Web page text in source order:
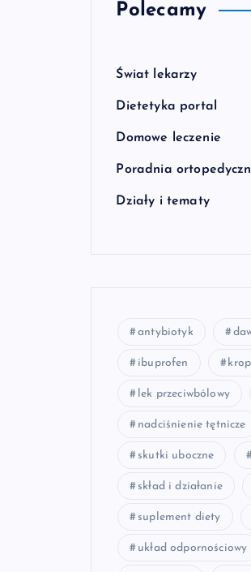
Polecamy
Świat lekarzy
Dietetyka portal
Domowe leczenie
Poradnia
Działy i tematy
antybiotyk
ibuprofen
lek przeciwbólowy
nadciśnienie tętnicze
skutki uboczne
skład i działanie
suplement diety
układ odpornościowy